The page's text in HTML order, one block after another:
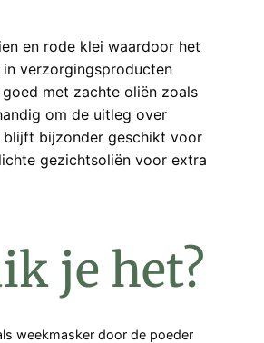
en rode klei waardoor het
verzorgingsproducten
met zachte oliën zoals
om de uitleg over
blijft bijzonder geschikt voor
gezichtsoliën voor extra
je het?
weekmasker door de poeder